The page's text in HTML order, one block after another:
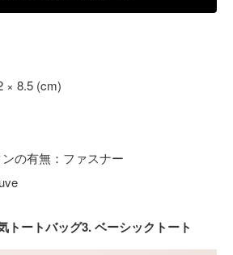
× 8.5 (cm)
の有無：ファスナー
トートバッグ3. ベーシックトート